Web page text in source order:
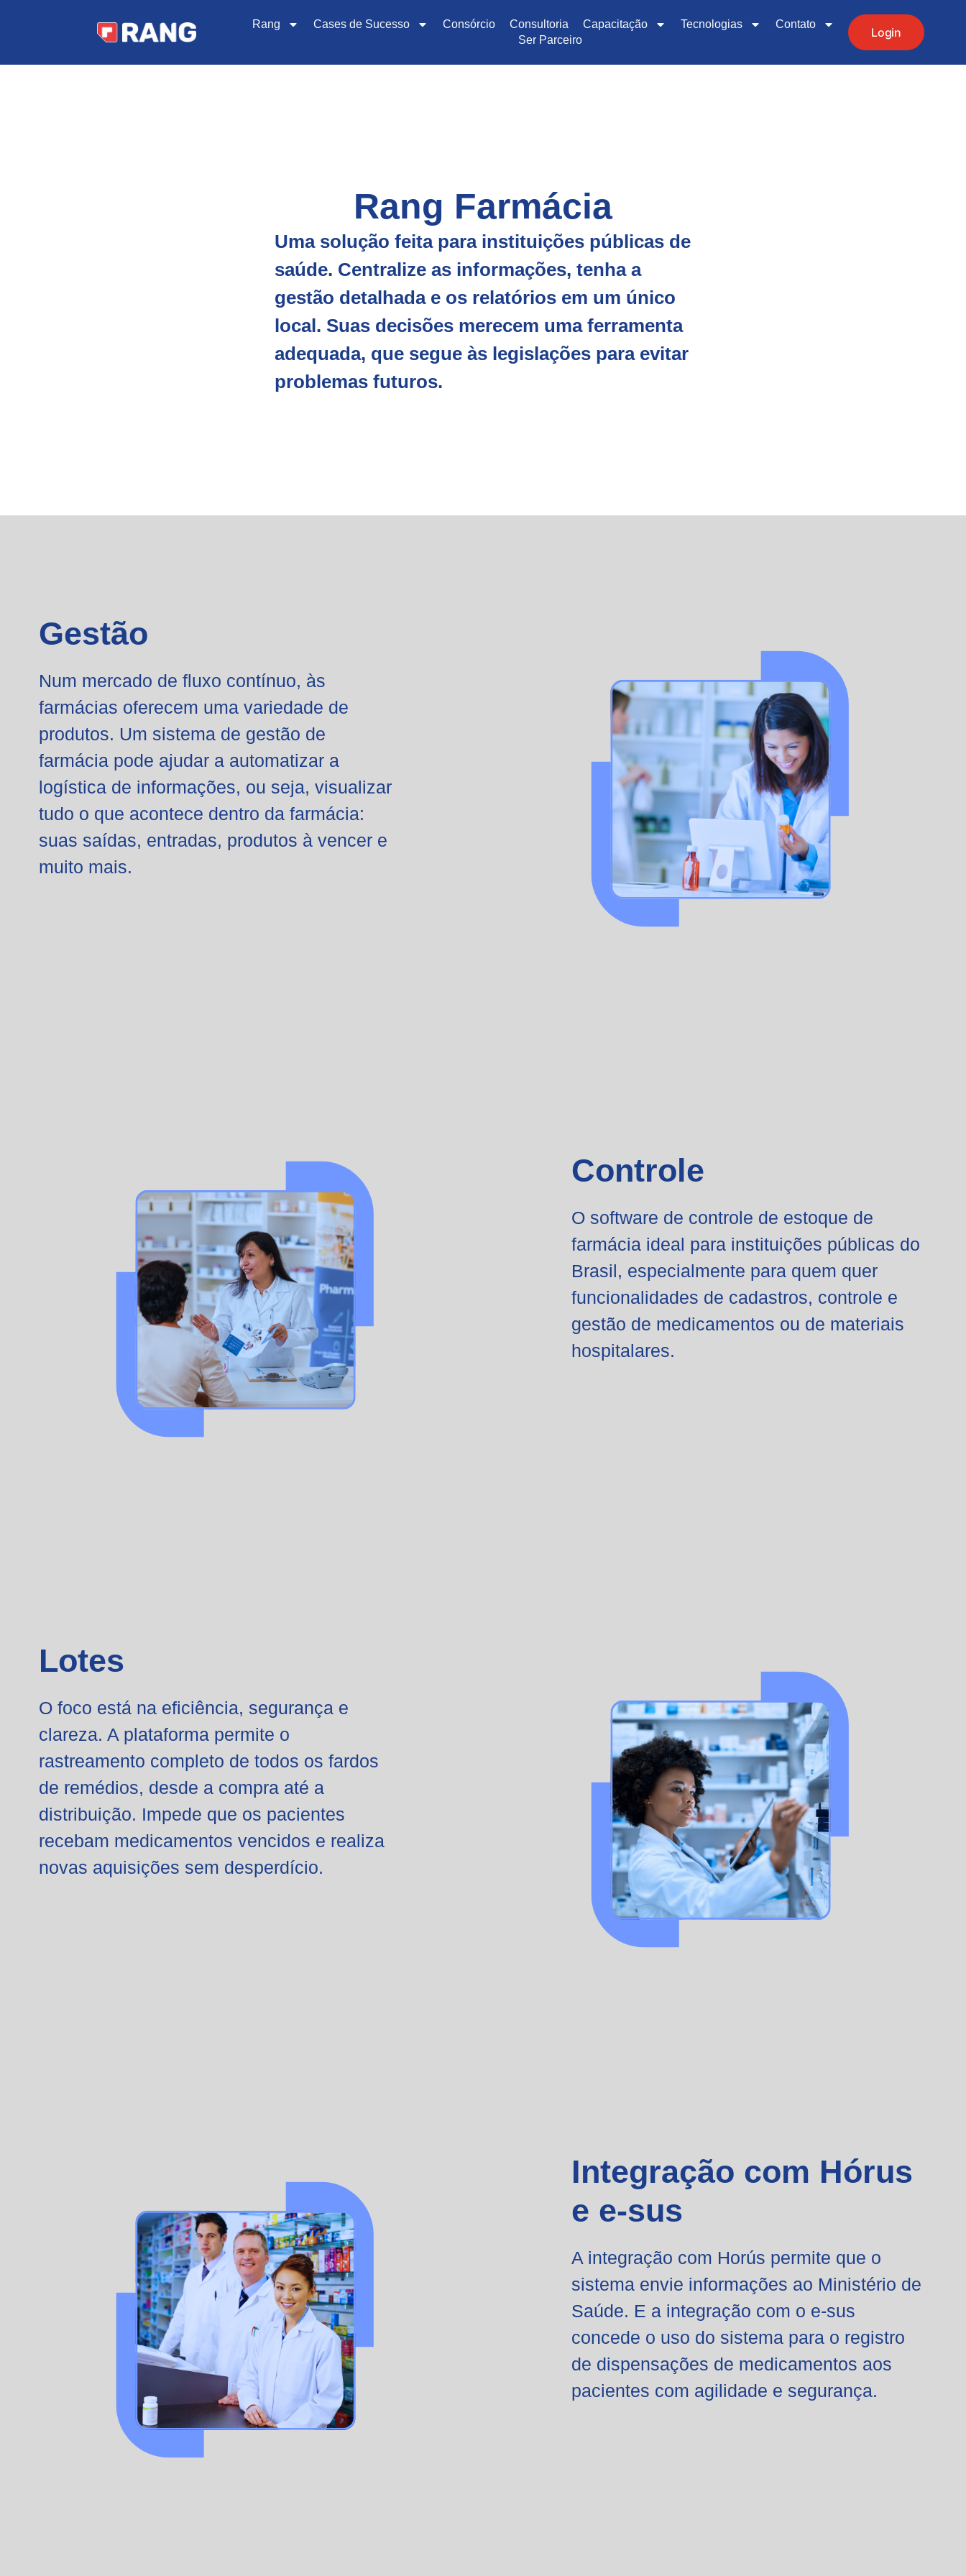
Rang Cases de Sucesso Consórcio Consultoria Capacitação Tecnologias
Contato
Ser Parceiro
Login
Rang Farmácia
Uma solução feita para instituições públicas de
saúde. Centralize as informações, tenha a
gestão detalhada e os relatórios em um único
local. Suas decisões merecem uma ferramenta
adequada, que segue às legislações para evitar
problemas futuros.
Gestão
Num mercado de fluxo contínuo, às
farmácias oferecem uma variedade de
produtos. Um sistema de gestão de
farmácia pode ajudar a automatizar a
logística de informações, ou seja, visualizar
tudo o que acontece dentro da farmácia:
suas saídas, entradas, produtos à vencer e
muito mais.
Controle
O software de controle de estoque de
farmácia ideal para instituições públicas do
Brasil, especialmente para quem quer
funcionalidades de cadastros, controle e
gestão de medicamentos ou de materiais
hospitalares.
Lotes
O foco está na eficiência, segurança e
clareza. A plataforma permite o
rastreamento completo de todos os fardos
de remédios, desde a compra até a
distribuição. Impede que os pacientes
recebam medicamentos vencidos e realiza
novas aquisições sem desperdício.
Integração com Hórus
e e-sus
A integração com Horús permite que o
sistema envie informações ao Ministério de
Saúde. E a integração com o e-sus
concede o uso do sistema para o registro
de dispensações de medicamentos aos
pacientes com agilidade e segurança.